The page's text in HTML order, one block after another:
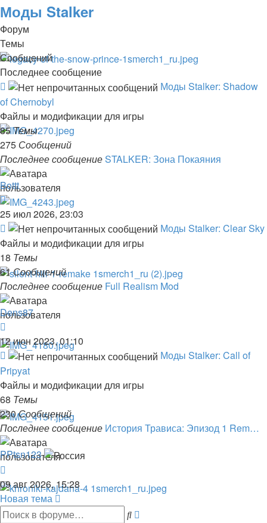
Моды Stalker
Форум
Темы
Сообщений
Последнее сообщение
Канал
-
Моды
Stalker:
Shadow
of
Chernobyl
Моды Stalker: Shadow
of Chernobyl
Файлы и модификации для игры
85Темы
275 Сообщений
Последнее сообщениеSTALKER: Зона Покаяния
Bottt
Перейти
к
последнему
сообщению
25 июл 2026, 23:03
Канал
-
Моды
Stalker:
Clear
Sky
Моды Stalker: Clear Sky
Файлы и модификации для игры
18 Темы
61Сообщений
Последнее сообщение Full Realism Mod
Dens87
к
последнему
сообщению
12 июн 2023, 01:10
Канал
-
Моды
Stalker:
Call
of
Pripyat
Моды Stalker: Call of
Pripyat
Файлы и модификации для игры
68 Темы
230Сообщений
Последнее сообщение История Трависа: Эпизод 1 Rem…
PPtsn123
к
последнему
сообщению
09 авг 2026, 15:28
Новая тема
Поиск